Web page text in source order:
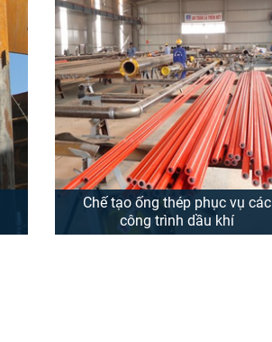
mức đầu tư gần 98 tỷ đồng. - Chủ
đầu tư: Trường Cao ...
XEM THÊM
Chế tạo ống thép phục vụ các
công trình dầu khí